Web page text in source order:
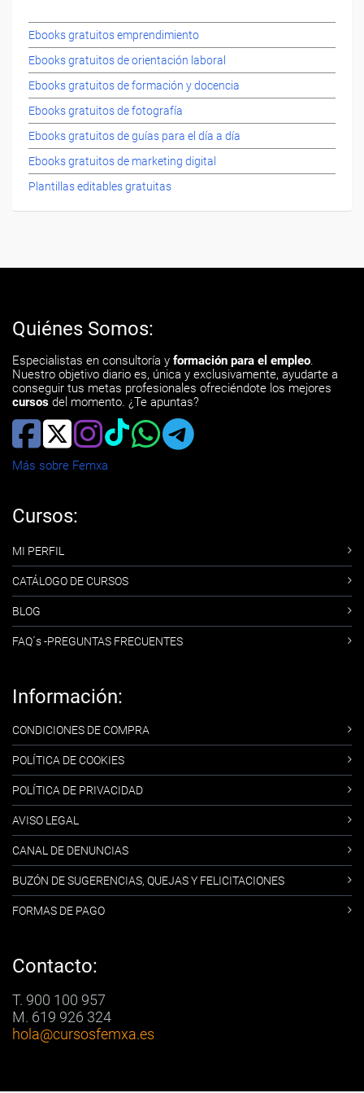
Ebooks gratuitos emprendimiento
Ebooks gratuitos de orientación laboral
Ebooks gratuitos de formación y docencia
Ebooks gratuitos de fotografía
Ebooks gratuitos de guías para el día a día
Ebooks gratuitos de marketing digital
Plantillas editables gratuitas
Quiénes Somos:
Especialistas en consultoría y formación para el empleo.
Nuestro objetivo diario es, única y exclusivamente, ayudarte a
conseguir tus metas profesionales ofreciéndote los mejores
cursos del momento. ¿Te apuntas?
Más sobre Femxa
Cursos:
MI PERFIL
CATÁLOGO DE CURSOS
BLOG
FAQ´s -PREGUNTAS FRECUENTES
Información:
CONDICIONES DE COMPRA
POLÍTICA DE COOKIES
POLÍTICA DE PRIVACIDAD
AVISO LEGAL
CANAL DE DENUNCIAS
BUZÓN DE SUGERENCIAS, QUEJAS Y FELICITACIONES
FORMAS DE PAGO
Contacto:
T. 900 100 957
M. 619 926 324
hola@cursosfemxa.es